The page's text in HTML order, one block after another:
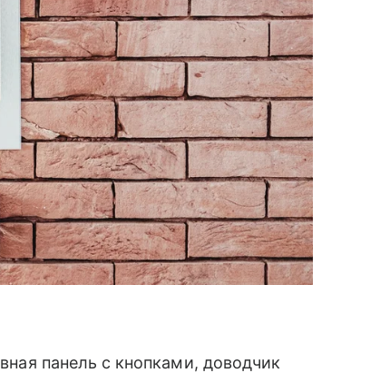
панель с кнопками, доводчик